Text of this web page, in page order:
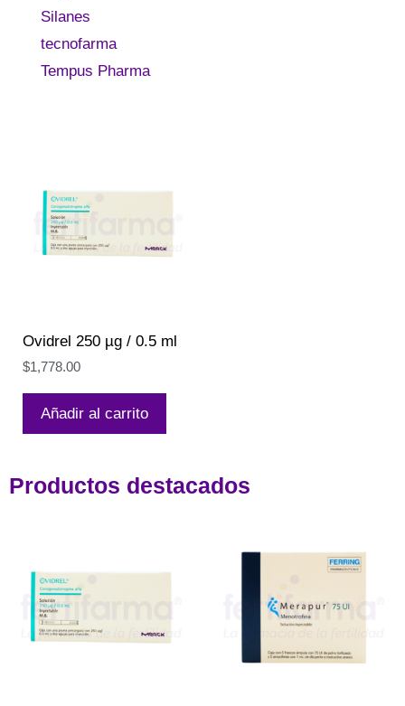
Silanes
tecnofarma
Tempus Pharma
Ovidrel 250 µg / 0.5 ml
$1,778.00
Añadir al carrito
Productos destacados